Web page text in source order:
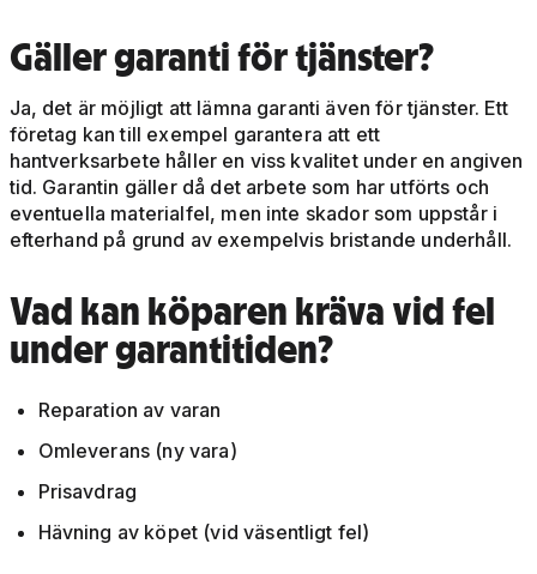
Gäller garanti för tjänster?
Ja, det är möjligt att lämna garanti även för tjänster. Ett
företag kan till exempel garantera att ett
hantverksarbete håller en viss kvalitet under en angiven
tid. Garantin gäller då det arbete som har utförts och
eventuella materialfel, men inte skador som uppstår i
efterhand på grund av exempelvis bristande underhåll.
Vad kan köparen kräva vid fel
under garantitiden?
Reparation av varan
Omleverans (ny vara)
Prisavdrag
Hävning av köpet (vid väsentligt fel)